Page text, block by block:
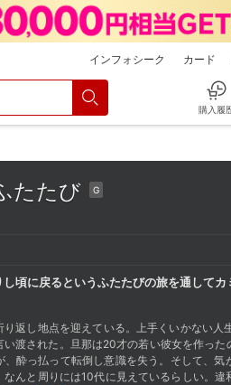
インフォシーク カード
購入履
たたび G
頃に戻るというふたたびの旅を通して
返し地点を迎えている。上手くいかない
渡された。旦那は20才の若い彼女を作った
酔っ払って転倒し意識を失う。そして、
んと周りには10代に見えているらしい。